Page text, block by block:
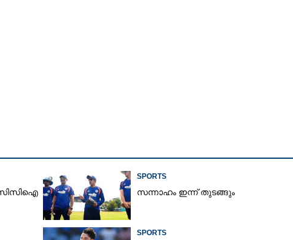
SPORTS
സന്നാഹം ഇന്ന് തുടങ്ങും
SPORTS